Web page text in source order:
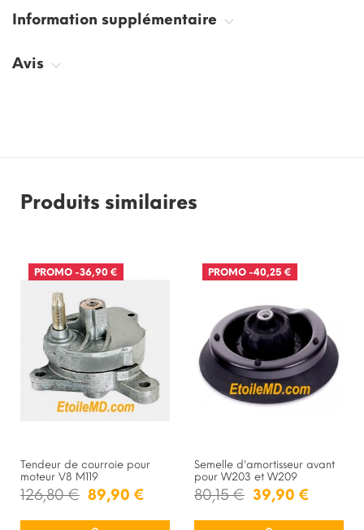
Information supplémentaire
Avis
Produits similaires
PROMO -36,90 €
Tendeur de courroie pour
moteur V8 M119
126,80 € 89,90 €
PROMO -40,25 €
Semelle d'amortisseur avant
pour W203 et W209
80,15 € 39,90 €